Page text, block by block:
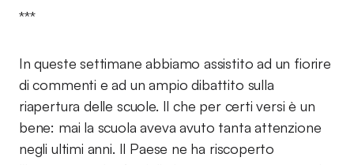
***
In queste settimane abbiamo assistito ad un fiorire
di commenti e ad un ampio dibattito sulla
riapertura delle scuole. Il che per certi versi è un
bene: mai la scuola aveva avuto tanta attenzione
negli ultimi anni. Il Paese ne ha riscoperto